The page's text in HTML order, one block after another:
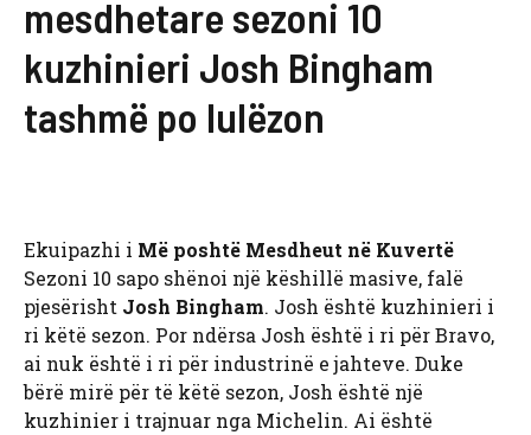
mesdhetare sezoni 10
kuzhinieri Josh Bingham
tashmë po lulëzon
Ekuipazhi i Më poshtë Mesdheut në Kuvertë
Sezoni 10 sapo shënoi një këshillë masive, falë
pjesërisht Josh Bingham. Josh është kuzhinieri i
ri këtë sezon. Por ndërsa Josh është i ri për Bravo,
ai nuk është i ri për industrinë e jahteve. Duke
bërë mirë për të këtë sezon, Josh është një
kuzhinier i trajnuar nga Michelin. Ai është